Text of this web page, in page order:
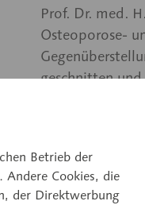
Prof. Dr. med.
Osteoporose-
geschnitten
geöffnet
Preis auf
Lieferzeit auf
Betrieb der
Cookies, die
der Direktwerbung